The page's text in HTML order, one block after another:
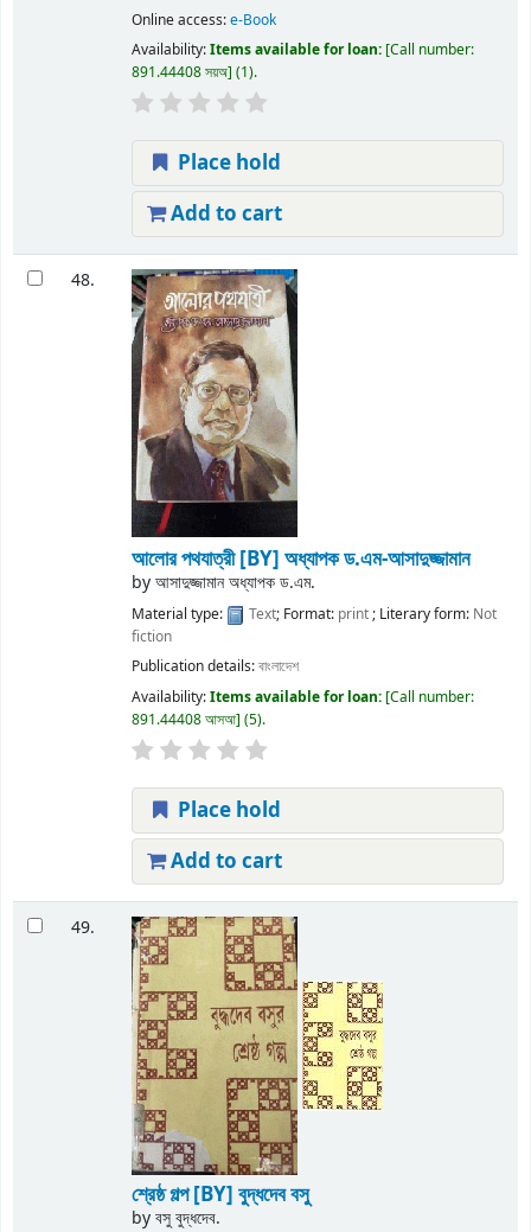
Online access:e-Book
Availability:Items available for loan: Call number:
891.44408 সয়অ (1).
Place hold
Add to cart
48.
আলোর পথযাত্রী[BY] অধ্যাপক ড.এম-আসাদুজ্জামান
byআসাদুজ্জামান অধ্যাপক ড.এম.
Material type: Text; Format: print; Literary form: Not
fiction
Publication details:বাংলাদেশ
Availability:Items available for loan: Call number:
891.44408 আসআ (5).
Place hold
Add to cart
49.
শ্রেষ্ঠ গল্প[BY] বুদ্ধদেব বসু
byবসু বুদ্ধদেব.